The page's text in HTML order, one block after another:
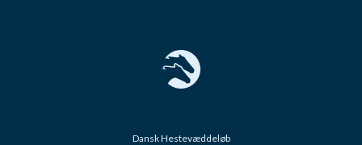
Dansk Hestevæddeløb